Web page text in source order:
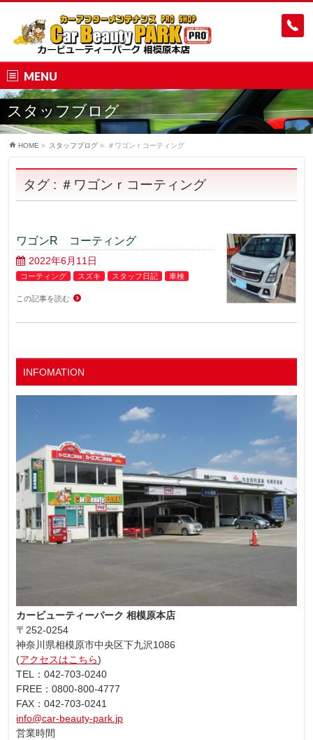
MENU
スタッフブログ
HOME » スタッフブログ » ＃ワゴンｒコーティング
タグ : ＃ワゴンｒコーティング
ワゴンR コーティング
2022年6月11日
コーティング スズキ スタッフ日記 車検
この記事を読む
INFOMATION
カービューティーパーク 相模原本店
〒252-0254
神奈川県相模原市中央区下九沢1086
(アクセスはこちら)
TEL：042-703-0240
FREE：0800-800-4777
FAX：042-703-0241
info@car-beauty-park.jp
営業時間